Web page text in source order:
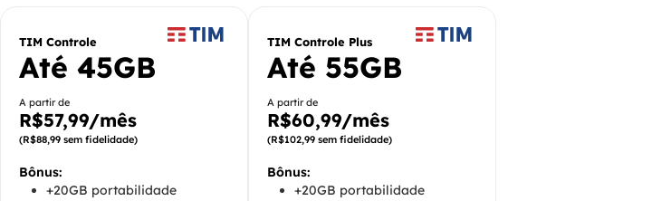
TIM Controle
Até 45GB
A partir de
R$57,99/mês
(R$88,99 sem fidelidade)
Bônus:
+20GB portabilidade
TIM Controle Plus
Até 55GB
A partir de
R$60,99/mês
(R$102,99 sem fidelidade)
Bônus:
+20GB portabilidade